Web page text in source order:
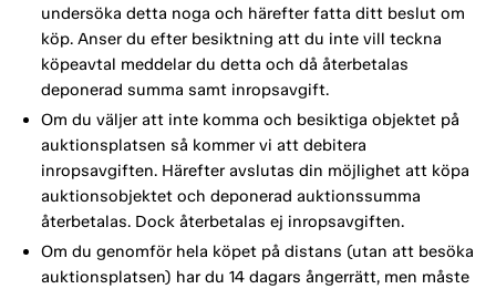
undersöka detta noga och härefter fatta ditt beslut om
köp. Anser du efter besiktning att du inte vill teckna
köpeavtal meddelar du detta och då återbetalas
deponerad summa samt inropsavgift.
Om du väljer att inte komma och besiktiga objektet på
auktionsplatsen så kommer vi att debitera
inropsavgiften. Härefter avslutas din möjlighet att köpa
auktionsobjektet och deponerad auktionssumma
återbetalas. Dock återbetalas ej inropsavgiften.
Om du genomför hela köpet på distans (utan att besöka
auktionsplatsen) har du 14 dagars ångerrätt, men måste